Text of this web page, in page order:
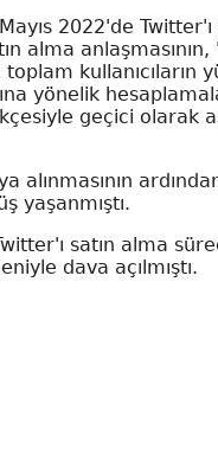
2022'de Twitter'ı
alma
kullanıcıların
yönelik
geçici olarak
alınmasının
yaşanmıştı.
satın alma
dava açılmıştı.